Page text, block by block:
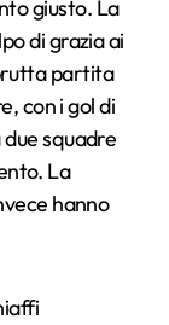
di grazia ai
partita
con i gol di
squadre
La
hanno